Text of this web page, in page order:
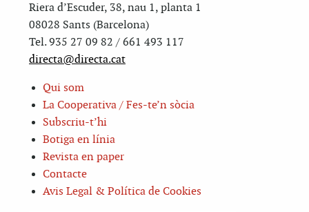
Riera d’Escuder, 38, nau 1, planta 1
08028 Sants (Barcelona)
Tel. 935 27 09 82 / 661 493 117
directa@directa.cat
Qui som
La Cooperativa / Fes-te’n sòcia
Subscriu-t’hi
Botiga en línia
Revista en paper
Contacte
Avis Legal & Política de Cookies